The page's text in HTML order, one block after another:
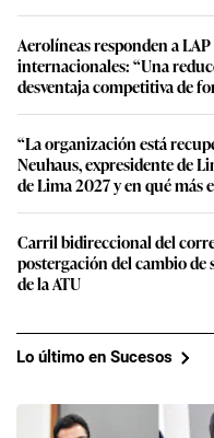
Aerolíneas responden a LAP
internacionales: “Una
desventaja competitiva de
“La organización está
Neuhaus, expresidente de
de Lima 2027 y en qué más
Carril bidireccional del
postergación del cambio de
de la ATU
Lo último en Sucesos